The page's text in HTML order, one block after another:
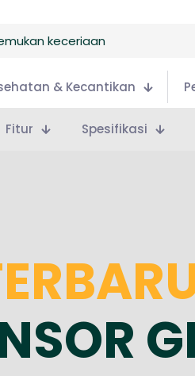
& Kecantikan
Fitur Spesifikasi